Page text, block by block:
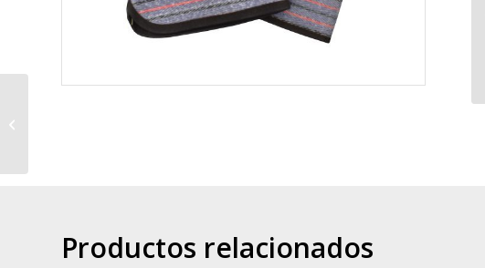
Productos relacionados